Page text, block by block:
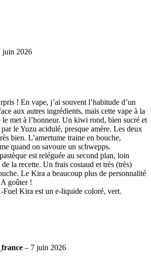
juin 2026
! En vape, j’ai souvent l’habitude d’un
aux autres ingrédients, mais cette vape à la
le met à l’honneur. Un kiwi rond, bien sucré et
le Yuzu acidulé, presque amère. Les deux
bien. L’amertume traine en bouche,
quand on savoure un schwepps.
est reléguée au second plan, loin
la recette. Un frais costaud et très (très)
Le Kira a beaucoup plus de personnalité
goûter !
Fuel Kira est un e-liquide coloré, vert.
– 7 juin 2026